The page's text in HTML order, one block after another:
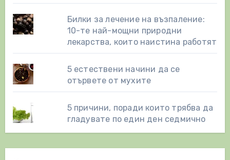
Билки за лечение на възпаление:
10-те най-мощни природни
лекарства, които наистина работят
5 естествени начини да се
отървете от мухите
5 причини, поради които трябва да
гладувате по един ден седмично